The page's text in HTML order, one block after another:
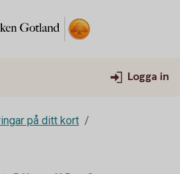
Logga in
på ditt kort